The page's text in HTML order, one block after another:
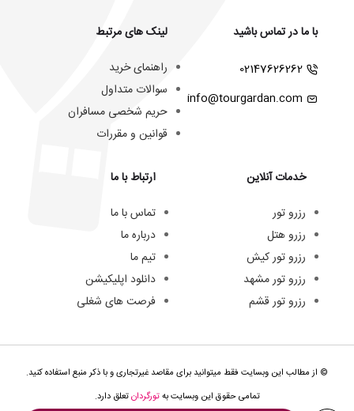
با ما در تماس باشید
02147626262
info@tourgardan.com
خدمات آنلاین
رزرو تور
رزرو هتل
رزرو تور کیش
رزرو تور مشهد
رزرو تور قشم
لینک های مرتبط
راهنمای خرید
سوالات متداول
حریم شخصی مسافران
قوانین و مقررات
ارتباط با ما
تماس با ما
درباره ما
تیم ما
دانلود اپلیکیشن
فرصت های شغلی
© از مطالب این وبسایت فقط میتوانید برای مقاصد غیرتجاری و با ذکر منبع استفاده کنید.
تمامی حقوق این وبسایت بهتورگردانتعلق دارد.